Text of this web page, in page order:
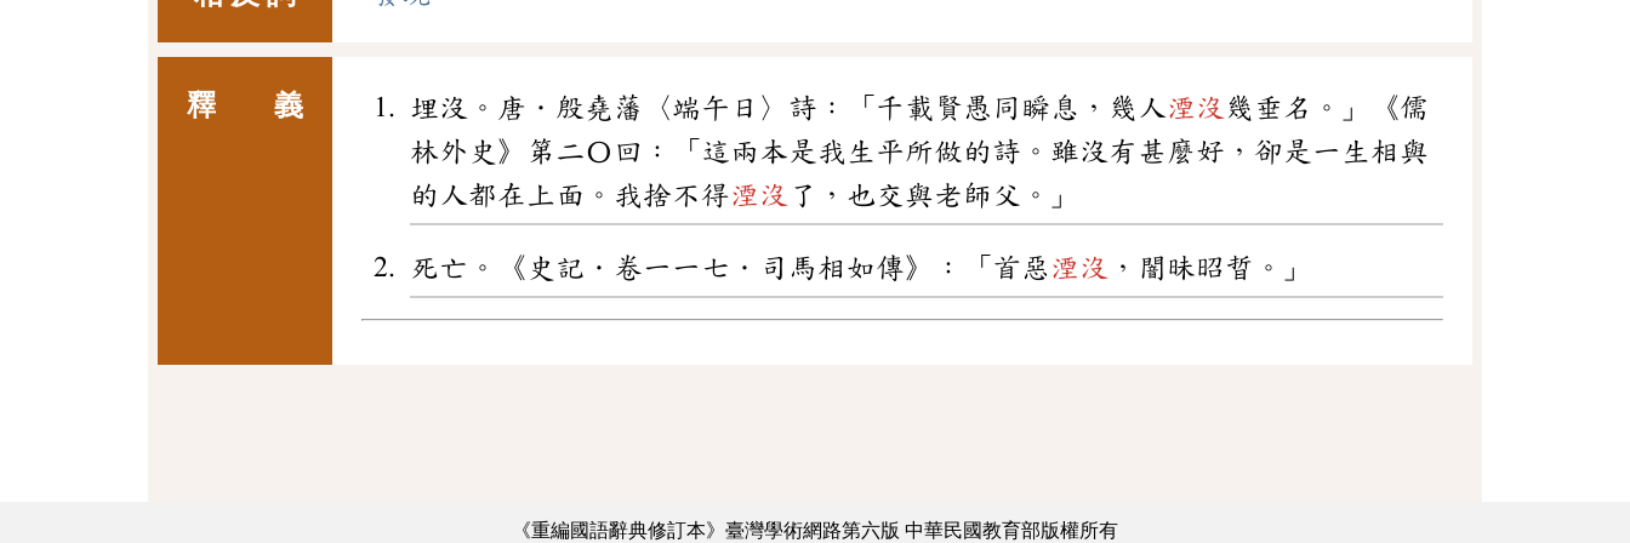
釋 義 埋沒。唐．殷堯藩〈端午日〉詩：「千載賢愚同瞬息，幾人湮沒 幾垂名。」《儒
林外史》第二〇回：「這兩本是我生平所做的詩。雖沒有甚麼好，卻是一生相與
的人都在上面。我捨不得湮沒 了，也交與老師父。」
死亡。《史記．卷一一七．司馬相如傳》：「首惡 湮沒 ，闇昧昭晢。」
《重編國語辭典修訂本》臺灣學術網路第六版 中華民國教育部版權所有